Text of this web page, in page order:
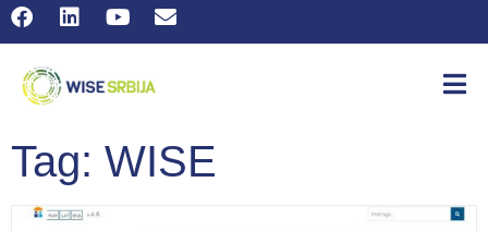
Tag: WISE